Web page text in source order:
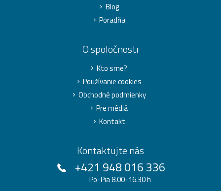
Blog
Poradňa
O spoločnosti
Kto sme?
Používanie cookies
Obchodné podmienky
Pre médiá
Kontakt
Kontaktujte nás
+421 948 016 336
Po-Pia 8.00-16.30 h